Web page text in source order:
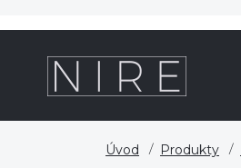
Úvod Produkty